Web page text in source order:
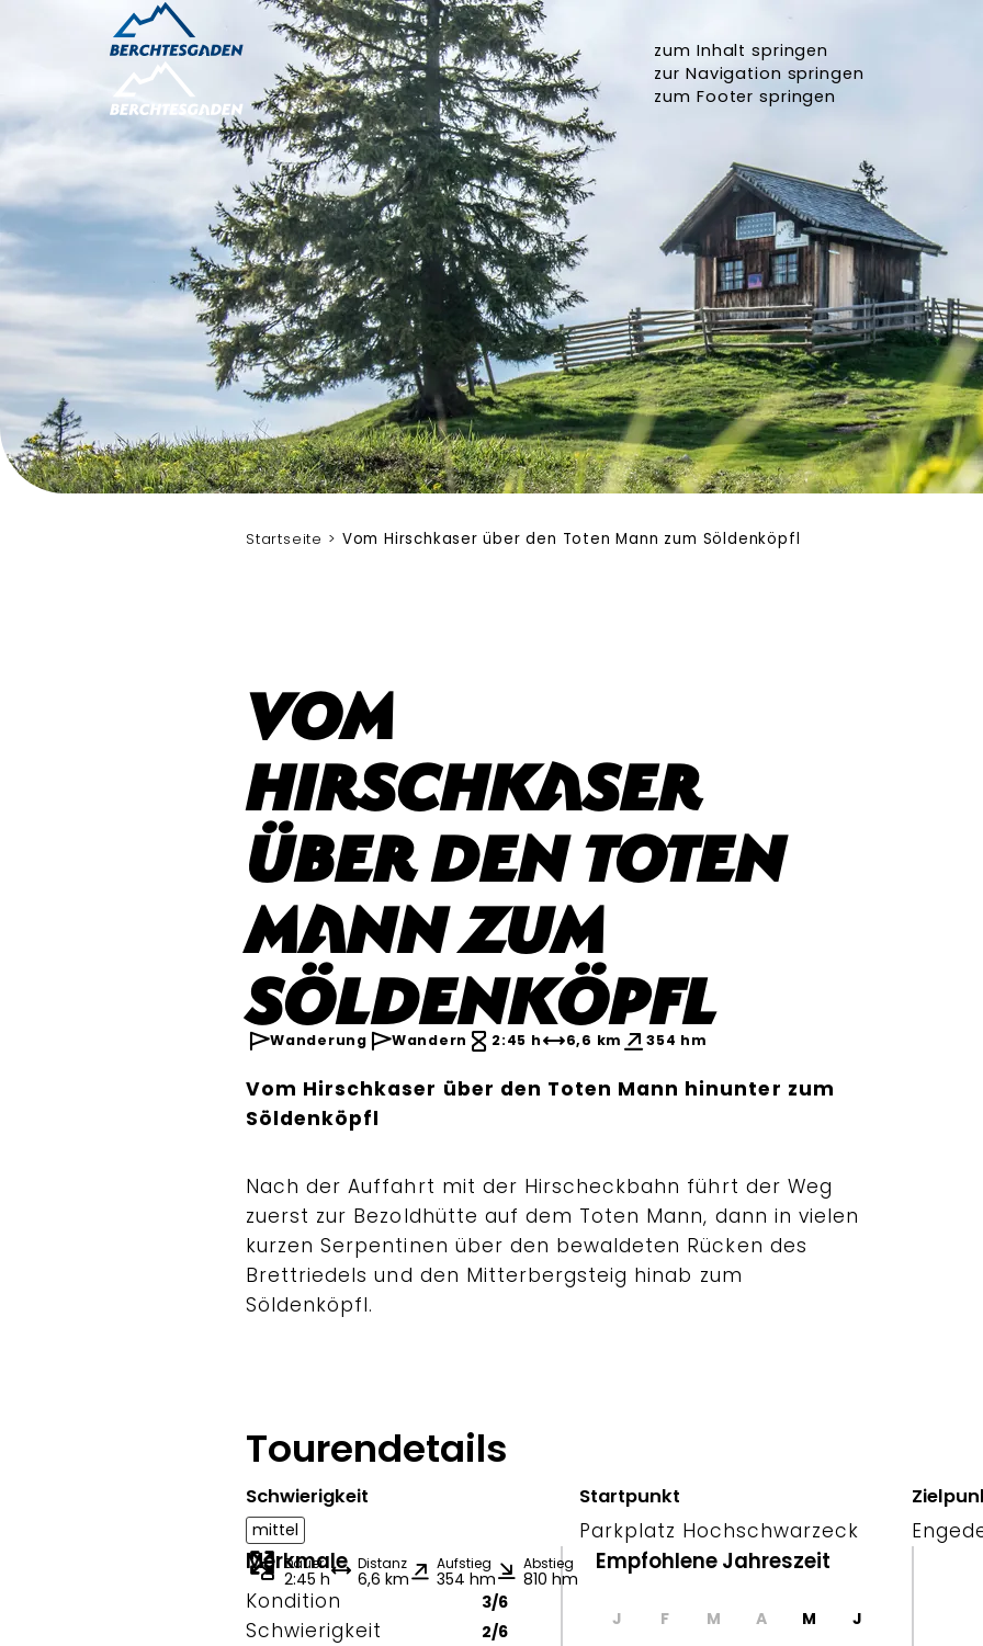
zum Inhalt springen
zur Navigation springen
zum Footer springen
Startseite Vom Hirschkaser über den Toten Mann zum Söldenköpfl
Vom
Hirschkaser
über den Toten
Mann zum
Söldenköpfl
Wanderung Wandern 2:45 h 6,6 km 354 hm
Vom Hirschkaser über den Toten Mann hinunter zum
Söldenköpfl
Nach der Auffahrt mit der Hirscheckbahn führt der Weg
zuerst zur Bezoldhütte auf dem Toten Mann, dann in vielen
kurzen Serpentinen über den bewaldeten Rücken des
Brettriedels und den Mitterbergsteig hinab zum
Söldenköpfl.
Tourendetails
Schwierigkeit
mittel
Startpunkt
Parkplatz Hochschwarzeck
Dauer
2:45 h
Distanz
6,6 km
Aufstieg
354 hm
Abstieg
810 hm
Merkmale
Kondition 3/6
Schwierigkeit 2/6
Empfohlene Jahreszeit
J F M A M J